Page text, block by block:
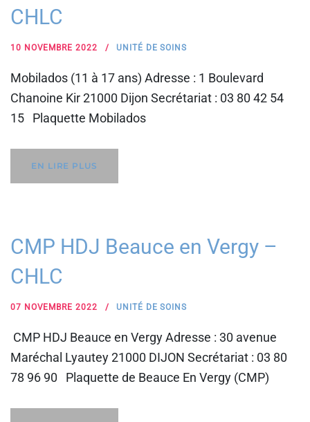
CHLC
10 NOVEMBRE 2022 UNITÉ DE SOINS
Mobilados (11 à 17 ans) Adresse : 1 Boulevard
Chanoine Kir 21000 Dijon Secrétariat : 03 80 42 54
15 Plaquette Mobilados
EN LIRE PLUS
CMP HDJ Beauce en Vergy –
CHLC
07 NOVEMBRE 2022 UNITÉ DE SOINS
CMP HDJ Beauce en Vergy Adresse : 30 avenue
Maréchal Lyautey 21000 DIJON Secrétariat : 03 80
78 96 90 Plaquette de Beauce En Vergy (CMP)